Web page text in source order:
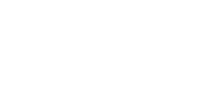
Nebelkammer sichtbar
Die Ergebnisse sollen für ein
Der International Cosmic Day